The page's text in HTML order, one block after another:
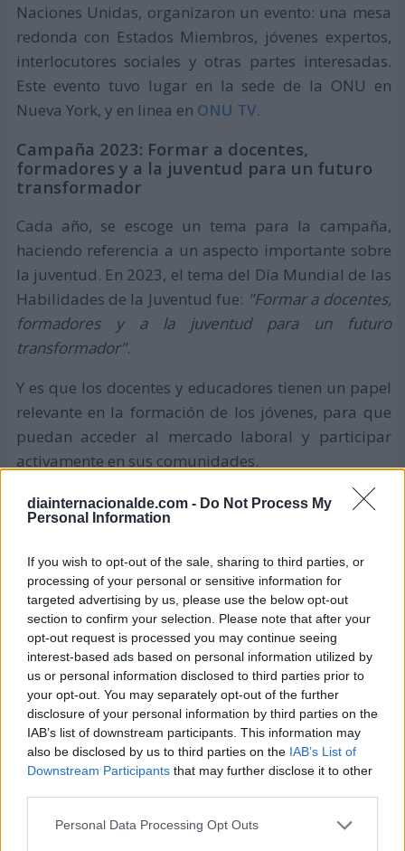
diainternacionalde.com - Do Not Process My
Personal Information
If you wish to opt-out of the sale, sharing to third parties, or
processing of your personal or sensitive information for
targeted advertising by us, please use the below opt-out
section to confirm your selection. Please note that after your
opt-out request is processed you may continue seeing
interest-based ads based on personal information utilized by
us or personal information disclosed to third parties prior to
your opt-out. You may separately opt-out of the further
disclosure of your personal information by third parties on the
IAB’s list of downstream participants. This information may
also be disclosed by us to third parties on the IAB’s List of
Downstream Participants that may further disclose it to other
Personal Data Processing Opt Outs
Naciones Unidas, organizaron un evento: una mesa
redonda con Estados Miembros, jóvenes expertos,
interlocutores sociales y otras partes interesadas.
Este evento tuvo lugar en la sede de la ONU en
Nueva York, y en linea en ONU TV.
Campaña 2023: Formar a docentes,
formadores y a la juventud para un futuro
transformador
Cada año, se escoge un tema para la campaña,
haciendo referencia a un aspecto importante sobre
la juventud. En 2023, el tema del Día Mundial de las
Habilidades de la Juventud fue: "Formar a docentes,
formadores y a la juventud para un futuro
transformador".
Y es que los docentes y educadores tienen un papel
relevante en la formación de los jóvenes, para que
puedan acceder al mercado laboral y participar
activamente en sus comunidades.
El 14 de julio hubo un evento titulado"Innovación
en el liderazgo de los jóvenes"-
El 17 de julio de 2023, de las 13:15 a 14:30 horas
(hora de Nueva York) hubo una mesa redonda en la
sede de la ONU, Nueva York.
Campaña 2022: Reimaginar las habilidades
de la juventud tras la pandemia
Estamos en un contexto de grandes esfuerzos para
recuperarnos social y económicamente tras la
pandemia, demás de los retos ya tradicionales del
cambio climático, la pobreza, los conflictos y las